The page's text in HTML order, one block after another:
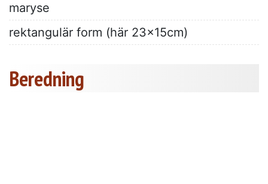
maryse
rektangulär form (här 23x15cm)
Beredning